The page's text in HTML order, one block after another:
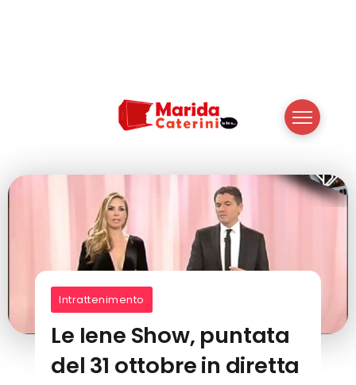
Intrattenimento
Le Iene Show, puntata
del 31 ottobre in diretta